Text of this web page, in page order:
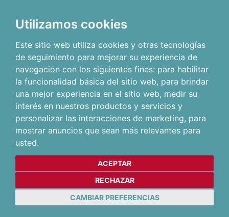
Utilizamos cookies
Este sitio web utiliza cookies y otras tecnologías
de seguimiento para mejorar su experiencia de
navegación con los siguientes fines: para habilitar
la funcionalidad básica del sitio web, para brindar
una mejor experiencia en el sitio web, medir su
interés en nuestros productos y servicios y
personalizar las interacciones de marketing, para
mostrar anuncios que sean más relevantes para
usted.
ACEPTAR
RECHAZAR
CAMBIAR PREFERENCIAS